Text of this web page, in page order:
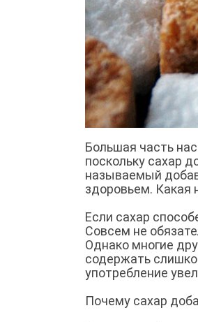
Большая часть
поскольку сахар
называемый
здоровьем. Какая
Если сахар
Совсем не
Однако многие
содержать
употребление
Почему сахар